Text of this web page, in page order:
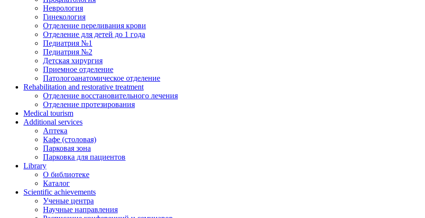
Неврология
Гинекология
Отделение переливания крови
Отделение для детей до 1 года
Педиатрия №1
Педиатрия №2
Детская хирургия
Приемное отделение
Патологоанатомическое отделение
Rehabilitation and restorative treatment
Отделение восстановительного лечения
Отделение протезирования
Medical tourism
Additional services
Аптека
Кафе (столовая)
Парковая зона
Парковка для пациентов
Library
О библиотеке
Каталог
Scientific achievements
Ученые центра
Научные направления